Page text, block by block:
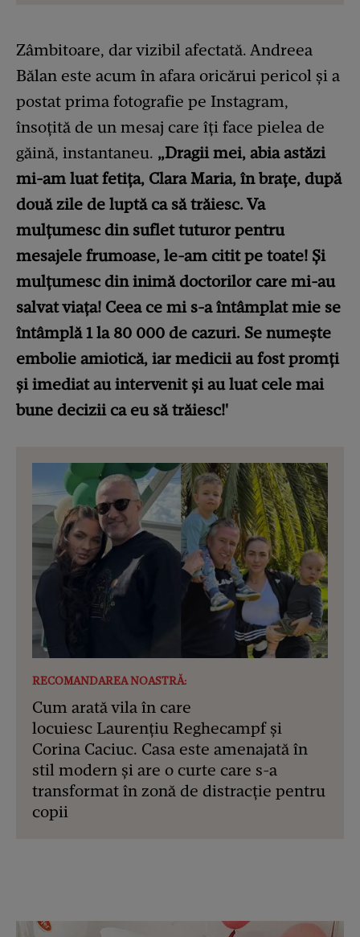
Zâmbitoare, dar vizibil afectată. Andreea
Bălan este acum în afara oricărui pericol și a
postat prima fotografie pe Instagram,
însoțită de un mesaj care îți face pielea de
găină, instantaneu. „Dragii mei, abia astăzi
mi-am luat fetiţa, Clara Maria, în braţe, după
două zile de luptă ca să trăiesc. Va
mulţumesc din suflet tuturor pentru
mesajele frumoase, le-am citit pe toate! Şi
mulţumesc din inimă doctorilor care mi-au
salvat viaţa! Ceea ce mi s-a întâmplat mie se
întâmplă 1 la 80 000 de cazuri. Se numeşte
embolie amiotică, iar medicii au fost promţi
şi imediat au intervenit şi au luat cele mai
bune decizii ca eu să trăiesc!'
RECOMANDAREA NOASTRĂ:
Cum arată vila în care
locuiesc Laurențiu Reghecampf și
Corina Caciuc. Casa este amenajată în
stil modern și are o curte care s-a
transformat în zonă de distracție pentru
copii